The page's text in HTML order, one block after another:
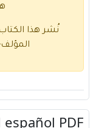
نُشر هذا